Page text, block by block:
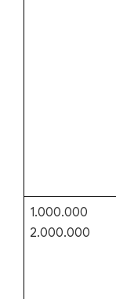
1.000.000
2.000.000